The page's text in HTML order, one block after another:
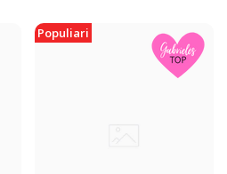
Populiari